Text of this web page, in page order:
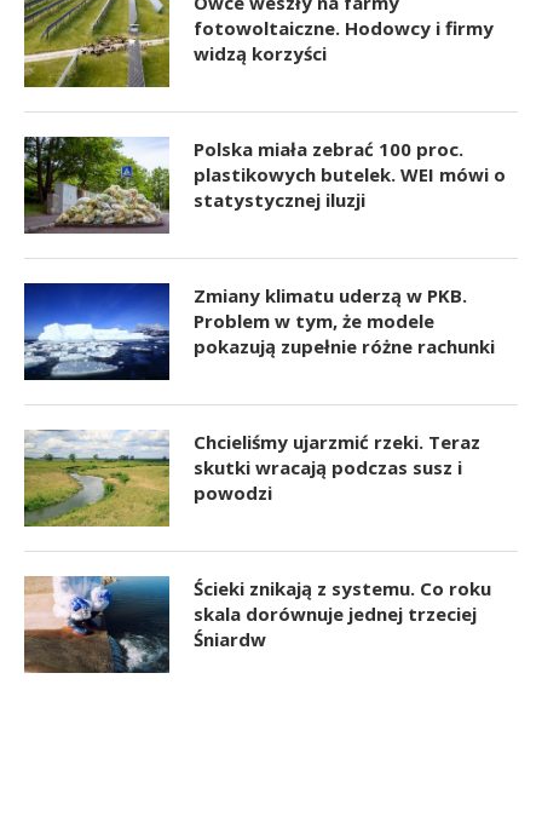
fotowoltaiczne. Hodowcy i firmy
widzą korzyści
Polska miała zebrać 100 proc.
plastikowych butelek. WEI mówi o
statystycznej iluzji
Zmiany klimatu uderzą w PKB.
Problem w tym, że modele
pokazują zupełnie różne rachunki
Chcieliśmy ujarzmić rzeki. Teraz
skutki wracają podczas susz i
powodzi
Ścieki znikają z systemu. Co roku
skala dorównuje jednej trzeciej
Śniardw